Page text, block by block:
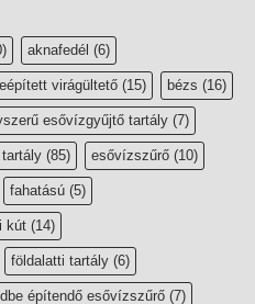
aknafedél (6)
virágültető (15) bézs (16)
esővízgyűjtő tartály (7)
(85) esővízszűrő (10)
fahatású (5)
kút (14)
földalatti tartály (6)
építendő esővízszűrő (7)